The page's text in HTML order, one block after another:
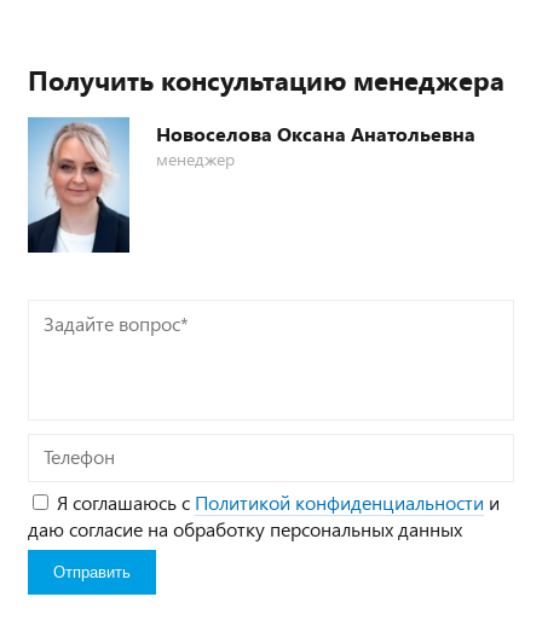
Получить консультацию менеджера
Новоселова Оксана Анатольевна
менеджер
Задайте
вопрос*
Телефон
Я соглашаюсь с Политикой конфиденциальности и
даю согласие на обработку персональных данных